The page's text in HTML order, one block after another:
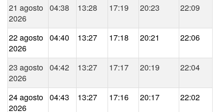
21 agosto
2026
04:38 13:28 17:19 20:23 22:09
22 agosto
2026
04:40 13:27 17:18 20:21 22:06
23 agosto
2026
04:42 13:27 17:17 20:19 22:04
24 agosto
2026
04:43 13:27 17:16 20:17 22:02